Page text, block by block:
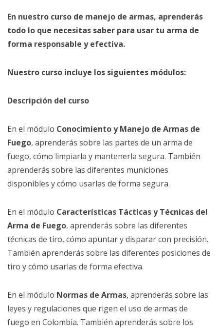
En nuestro curso de manejo de armas, aprenderás
todo lo que necesitas saber para usar tu arma de
forma responsable y efectiva.
Nuestro curso incluye los siguientes módulos:
Descripción del curso
En el módulo Conocimiento y Manejo de Armas de
Fuego, aprenderás sobre las partes de un arma de
fuego, cómo limpiarla y mantenerla segura. También
aprenderás sobre las diferentes municiones
disponibles y cómo usarlas de forma segura.
En el módulo Características Tácticas y Técnicas del
Arma de Fuego, aprenderás sobre las diferentes
técnicas de tiro, cómo apuntar y disparar con precisión.
También aprenderás sobre las diferentes posiciones de
tiro y cómo usarlas de forma efectiva.
En el módulo Normas de Armas, aprenderás sobre las
leyes y regulaciones que rigen el uso de armas de
fuego en Colombia. También aprenderás sobre los